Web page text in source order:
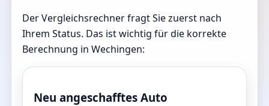
Der Vergleichsrechner fragt Sie zuerst nach
Ihrem Status. Das ist wichtig für die korrekte
Berechnung in Wechingen:
Neu angeschafftes Auto